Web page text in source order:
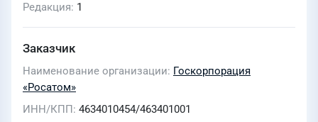
Редакция 1
Заказчик
Наименование организации Госкорпорация
«Росатом»
ИНН/КПП 4634010454/463401001